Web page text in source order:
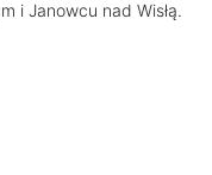
i Janowcu nad Wisłą.